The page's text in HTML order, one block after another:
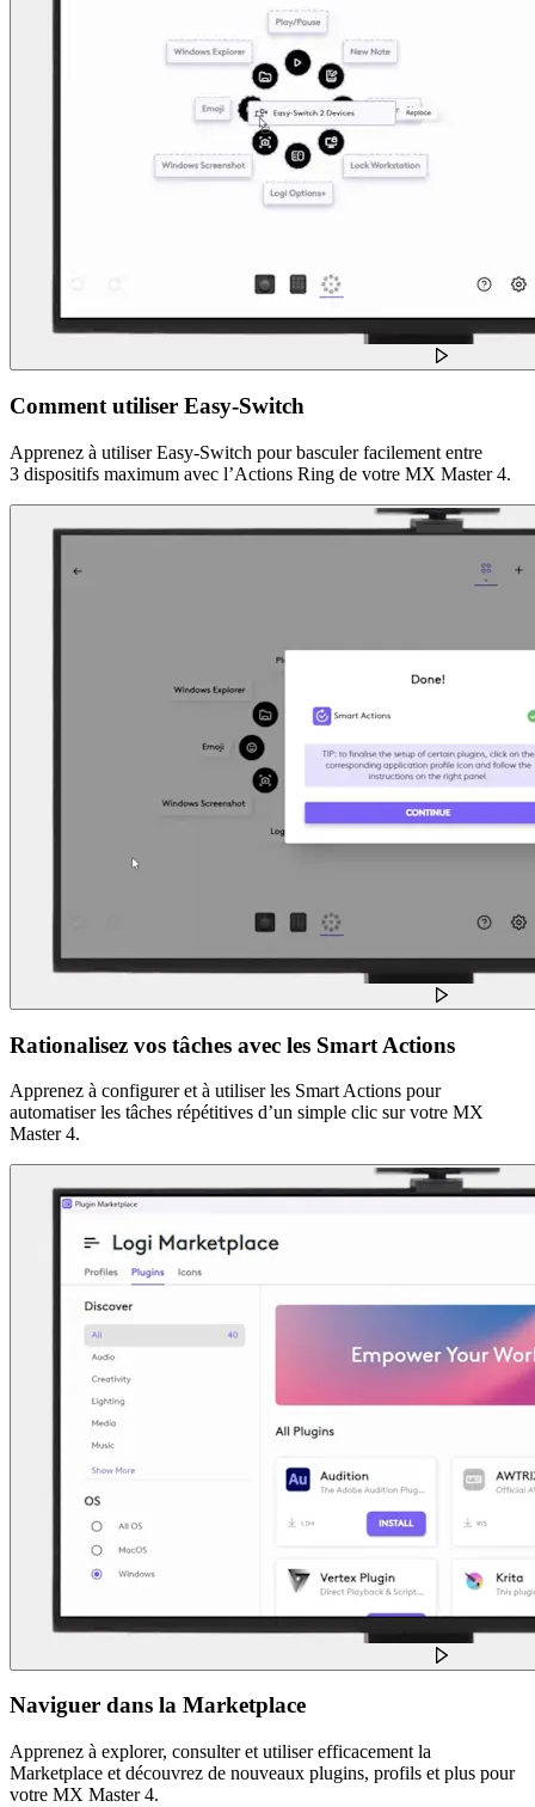
Comment utiliser Easy-Switch
Apprenez à utiliser Easy-Switch pour basculer facilement entre
3 dispositifs maximum avec l’Actions Ring de votre MX Master 4.
Rationalisez vos tâches avec les Smart Actions
Apprenez à configurer et à utiliser les Smart Actions pour
automatiser les tâches répétitives d’un simple clic sur votre MX
Master 4.
Naviguer dans la Marketplace
Apprenez à explorer, consulter et utiliser efficacement la
Marketplace et découvrez de nouveaux plugins, profils et plus pour
votre MX Master 4.